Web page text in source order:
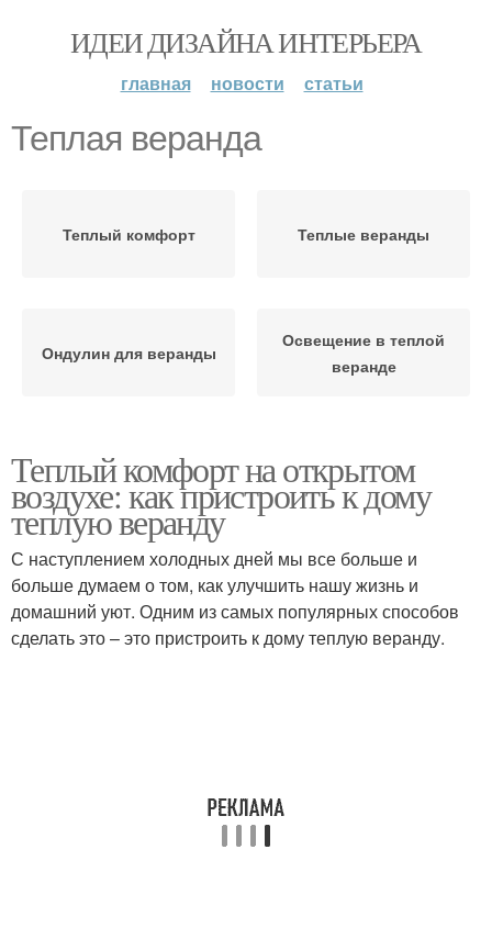
ИДЕИ ДИЗАЙНА ИНТЕРЬЕРА
главная новости статьи
Теплая веранда
Теплый комфорт Теплые веранды
Ондулин для веранды
Освещение в теплой
веранде
Теплый комфорт на открытом
воздухе: как пристроить к дому
теплую веранду
С наступлением холодных дней мы все больше и
больше думаем о том, как улучшить нашу жизнь и
домашний уют. Одним из самых популярных способов
сделать это – это пристроить к дому теплую веранду.